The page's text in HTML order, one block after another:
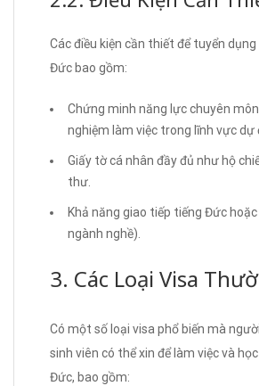
Các điều kiện cần thiết để tuyển
Đức bao gồm:
Chứng minh năng lực chuyên
nghiệm làm việc trong lĩnh vực dự
Giấy tờ cá nhân đầy đủ như hộ
thư.
Khả năng giao tiếp tiếng Đức
ngành nghề).
3. Các Loại Visa
Có một số loại visa phổ biến mà
sinh viên có thể xin để làm việc và
Đức, bao gồm: